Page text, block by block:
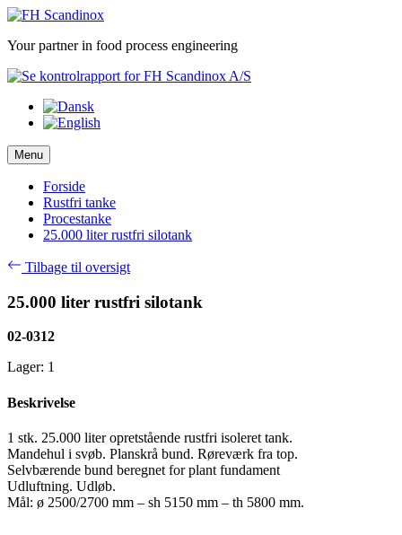
Skip
content
Your partner in food process engineering
Menu
Forside
Rustfri tanke
Procestanke
25.000 liter rustfri silotank
Tilbage til oversigt
25.000 liter rustfri silotank
02-0312
Lager: 1
Beskrivelse
1 stk. 25.000 liter opretstående rustfri isoleret tank.
Mandehul i svøb. Planskrå bund. Røreværk fra top.
Selvbærende bund beregnet for plant fundament
Udluftning. Udløb.
Mål: ø 2500/2700 mm – sh 5150 mm – th 5800 mm.